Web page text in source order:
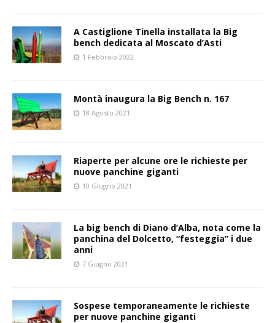
A Castiglione Tinella installata la Big
bench dedicata al Moscato d’Asti
1 Febbraio 2022
Montà inaugura la Big Bench n. 167
18 Agosto 2021
Riaperte per alcune ore le richieste per
nuove panchine giganti
10 Giugno 2021
La big bench di Diano d’Alba, nota come la
panchina del Dolcetto, “festeggia” i due
anni
7 Giugno 2021
Sospese temporaneamente le richieste
per nuove panchine giganti